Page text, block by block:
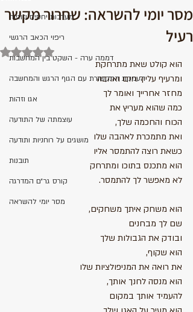
מערכות יחסים וזוגיות
ריפוי הכאב הרגשי
דממה ערה - השקט בין המחשבות
העמקת התקשורת עם הגוף הרגש והמחשבה
אגו וזהות
עוצמתה של התודעה
מושגים על רוחניות ותודעה
תובנות
קורס גר״ם המדרגה
מסר יומי להשראה
מסר יומי להשראה: שחרור מקשר
רעיל
Rated NaN out of 5 stars.
הוא קולט שאת מתרחקת
ומרעיף עלייך חום ואהבה
מחזר אחרייך ואומר לך
כמה שהוא מעריץ את
הכוח והחכמה שלך,
ואת מתמכרת לאהבה שלו
כשאת רוצה להתמסר אליו
הוא מתכנס בתוכו ומתרחק
לא מאפשר לך להתמסר.
הוא משחק איתך משחקים,
שם לך מבחנים
ובודק את הגבולות שלך
הוא שקוף,
את רואה את המניפולציות שלו
הוא מנסה לחנך אותך,
להעמיד אותך במקום